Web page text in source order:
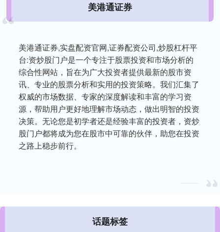
美港通证券
美港通证券,实盘配资官网,证券配资公司,炒股杠杆平
台:资炒股门户是一个专注于股票投资和市场分析的
综合性网站，旨在为广大投资者提供最新的股市资
讯、专业的股票分析和实用的投资策略。我们汇集了
权威的市场数据、专家的深度解读和丰富的学习资
源，帮助用户更好地理解市场动态，做出明智的投资
决策。无论您是初学者还是经验丰富的投资者，资炒
股门户都将成为您在股市中可靠的伙伴，助您在投资
之路上稳步前行。
话题标签